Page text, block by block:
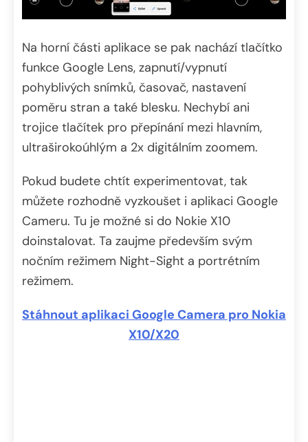
Na horní části aplikace se pak nachází tlačítko
funkce Google Lens, zapnutí/vypnutí
pohyblivých snímků, časovač, nastavení
poměru stran a také blesku. Nechybí ani
trojice tlačítek pro přepínání mezi hlavním,
ultraširokoúhlým a 2x digitálním zoomem.
Pokud budete chtít experimentovat, tak
můžete rozhodně vyzkoušet i aplikaci Google
Cameru. Tu je možné si do Nokie X10
doinstalovat. Ta zaujme především svým
nočním režimem Night-Sight a portrétním
režimem.
Stáhnout aplikaci Google Camera pro Nokia
X10/X20